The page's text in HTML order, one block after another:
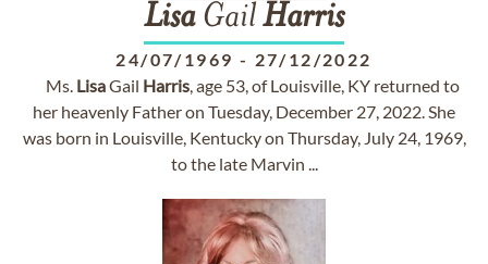
LisaGailHarris
24/07/1969 - 27/12/2022
Ms. LisaGail Harris, age 53, of Louisville, KY returned to
her heavenly Father on Tuesday, December 27, 2022. She
was born in Louisville, Kentucky on Thursday, July 24, 1969,
to the late Marvin ...